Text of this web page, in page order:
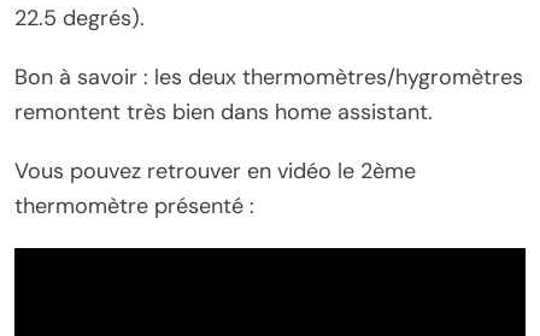
22.5 degrés).
Bon à savoir : les deux thermomètres/hygromètres
remontent très bien dans home assistant.
Vous pouvez retrouver en vidéo le 2ème
thermomètre présenté :